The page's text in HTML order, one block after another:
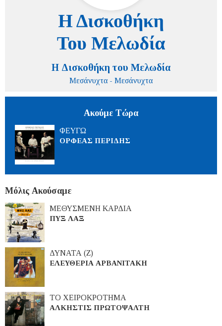
Η Δισκοθήκη του Μελωδία
Μεσάνυχτα - Μεσάνυχτα
Ακούμε Τώρα
ΦΕΥΓΩ
ΟΡΦΕΑΣ ΠΕΡΙΔΗΣ
Μόλις Ακούσαμε
ΜΕΘΥΣΜΕΝΗ ΚΑΡΔΙΑ
ΠΥΞ ΛΑΞ
ΔΥΝΑΤΑ (Ζ)
ΕΛΕΥΘΕΡΙΑ ΑΡΒΑΝΙΤΑΚΗ
ΤΟ ΧΕΙΡΟΚΡΟΤΗΜΑ
ΑΛΚΗΣΤΙΣ ΠΡΩΤΟΨΑΛΤΗ